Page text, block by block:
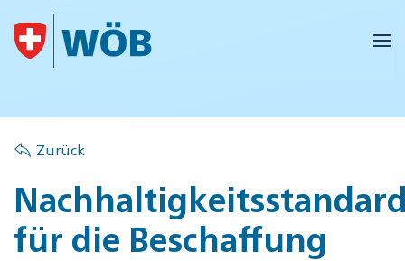
Skip to main content
Zurück
für die Beschaffung